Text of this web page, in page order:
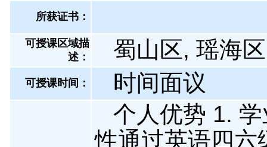
所获证书 ：
可授课区域描
述：
蜀山区, 瑶海
可授课时间： 时间面议
个人优势 1.
性通过英语四六